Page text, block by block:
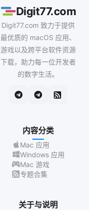
Digit77.com
Digit77.com 致力于提供
最优质的 macOS 应用、
游戏以及跨平台软件资源
下载，助力每一位开发者
的数字生活。
内容分类
Mac 应用
Windows 应用
Mac 游戏
专题合集
关于与说明